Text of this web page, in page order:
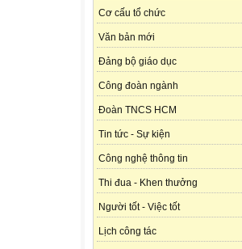
Cơ cấu tổ chức
Văn bản mới
Đảng bộ giáo dục
Công đoàn ngành
Đoàn TNCS HCM
Tin tức - Sự kiện
Công nghệ thông tin
Thi đua - Khen thưởng
Người tốt - Việc tốt
Lịch công tác